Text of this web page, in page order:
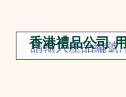
香港禮品公司